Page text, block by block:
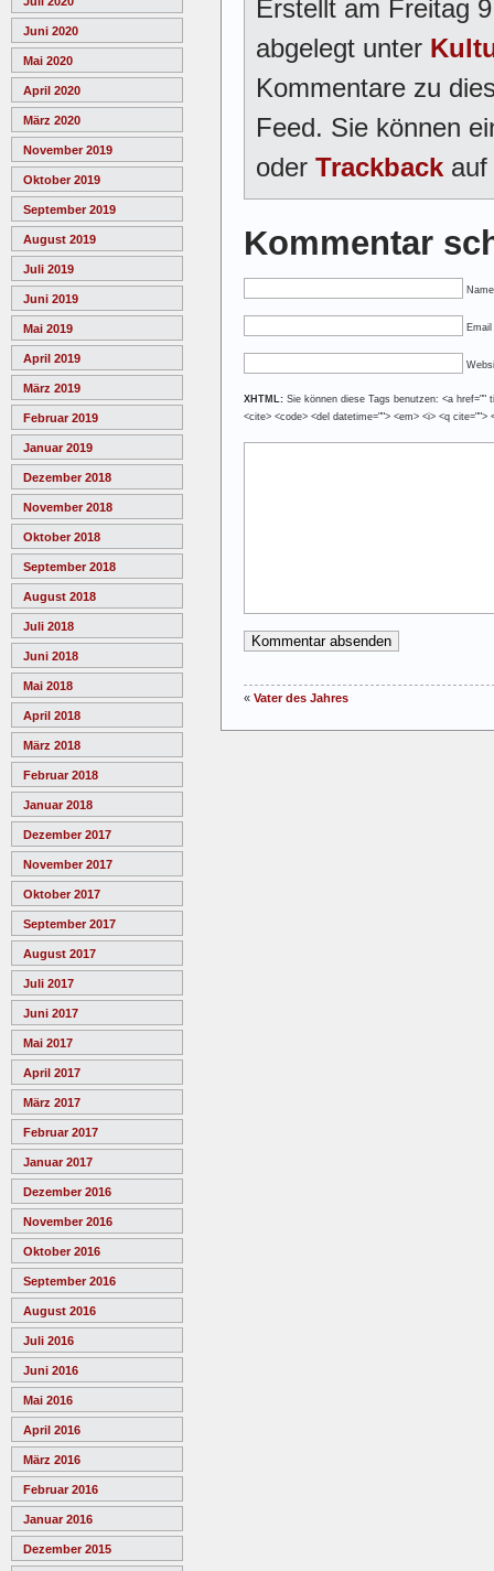
Juni 2020
Mai 2020
April 2020
März 2020
November 2019
Oktober 2019
September 2019
August 2019
Juli 2019
Juni 2019
Mai 2019
April 2019
März 2019
Februar 2019
Januar 2019
Dezember 2018
November 2018
Oktober 2018
September 2018
August 2018
Juli 2018
Juni 2018
Mai 2018
April 2018
März 2018
Februar 2018
Januar 2018
Dezember 2017
November 2017
Oktober 2017
September 2017
August 2017
Juli 2017
Juni 2017
Mai 2017
April 2017
März 2017
Februar 2017
Januar 2017
Dezember 2016
November 2016
Oktober 2016
September 2016
August 2016
Juli 2016
Juni 2016
Mai 2016
April 2016
März 2016
Februar 2016
Januar 2016
Dezember 2015
Erstellt am Freitag
abgelegt unter
Kommentare zu
Feed. Sie können
oder Trackback
Kommentar
Name
XHTML: Sie können diese Tags benutzen: <a href=""
<cite> <code> <del datetime=""> <em> <i> <q cite="">
« Vater des Jahres